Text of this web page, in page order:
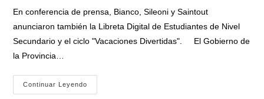
entrada:
En conferencia de prensa, Bianco, Sileoni y Saintout
anunciaron también la Libreta Digital de Estudiantes de Nivel
Secundario y el ciclo "Vacaciones Divertidas". El Gobierno de
la Provincia…
Continuar Leyendo
Provincia